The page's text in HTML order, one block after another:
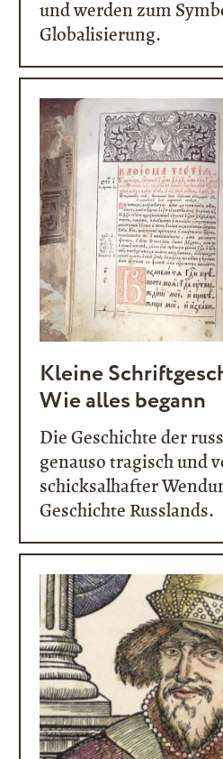
und werden zum
Globalisierung.
Kleine
Wie alles begann
Die Geschichte der
genauso tragisch und
schicksalhafter
Geschichte Russlands.